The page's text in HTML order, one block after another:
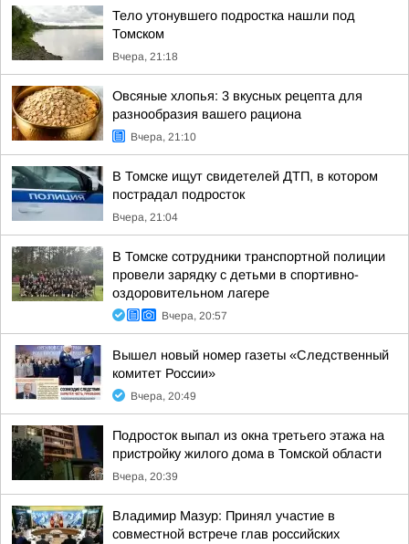
Тело утонувшего подростка нашли под
Томском
Вчера, 21:18
Овсяные хлопья: 3 вкусных рецепта для
разнообразия вашего рациона
Вчера, 21:10
В Томске ищут свидетелей ДТП, в котором
пострадал подросток
Вчера, 21:04
В Томске сотрудники транспортной полиции
провели зарядку с детьми в спортивно-
оздоровительном лагере
Вчера, 20:57
Вышел новый номер газеты «Следственный
комитет России»
Вчера, 20:49
Подросток выпал из окна третьего этажа на
пристройку жилого дома в Томской области
Вчера, 20:39
Владимир Мазур: Принял участие в
совместной встрече глав российских